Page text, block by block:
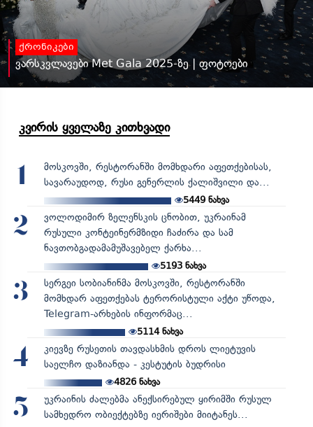
ქრონიკები
ვარსკვლავები Met Gala 2025-ზე | ფოტოები
კვირის ყველაზე კითხვადი
1
მოსკოვში, რესტორანში მომხდარი აფეთქებისას,
სავარაუდოდ, რუსი გენერლის ქალიშვილი და...
5449 ნახვა
2
ვოლოდიმირ ზელენსკის ცნობით, უკრაინამ
რუსული კონტეინერმზიდი ჩაძირა და სამ
ნავთობგადამამუშავებელ ქარხა...
5193ნახვა
3
სერგეი სობიანინმა მოსკოვში, რესტორანში
მომხდარ აფეთქებას ტერორისტული აქტი უწოდა,
Telegram-არხების ინფორმაც...
5114ნახვა
4
კიევზე რუსეთის თავდასხმის დროს ლიეტუვის
საელჩო დაზიანდა - კესტუტის ბუდრისი
4826ნახვა
5
უკრაინის ძალებმა ანექსირებულ ყირიმში რუსულ
სამხედრო ობიექტებზე იერიშები მიიტანეს...